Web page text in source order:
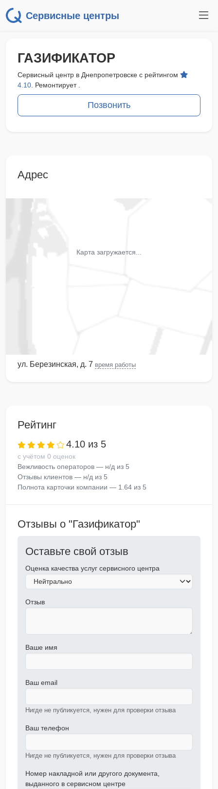
Сервисные центры
ГАЗИФИКАТОР
Сервисный центр в Днепропетровске с рейтингом
4.10 . Ремонтирует .
Позвонить
Адрес
Карта загружается...
ул. Березинская, д. 7 время работы
Рейтинг
4.10 из 5
с учётом 0 оценок
Вежливость операторов — н/д из 5
Отзывы клиентов — н/д из 5
Полнота карточки компании — 1.64 из 5
Отзывы о "Газификатор"
Оставьте свой отзыв
Оценка качества услуг сервисного центра
Отзыв
Ваше имя
Ваш email
Нигде не публикуется, нужен для проверки отзыва
Ваш телефон
Нигде не публикуется, нужен для проверки отзыва
Номер накладной или другого документа,
выданного в сервисном центре